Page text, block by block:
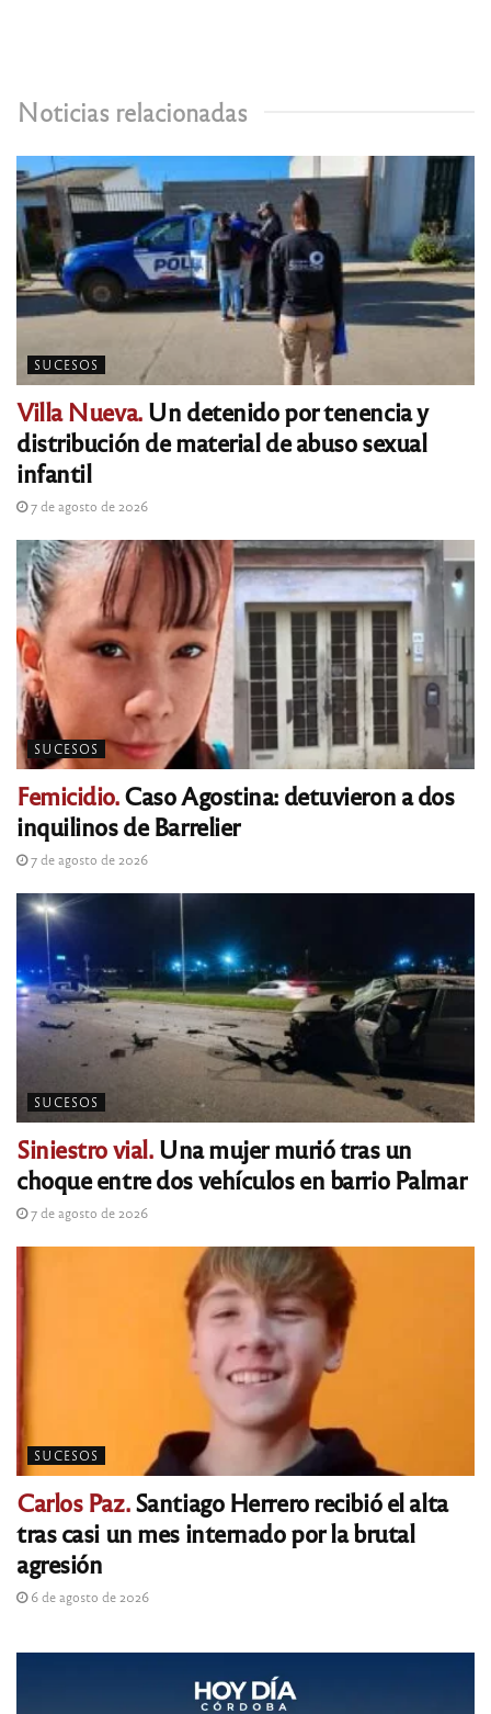
Noticias relacionadas
SUCESOS
Villa Nueva.Un detenido por tenencia y
distribución de material de abuso sexual
infantil
7 de agosto de 2026
SUCESOS
Femicidio.Caso Agostina: detuvieron a dos
inquilinos de Barrelier
7 de agosto de 2026
SUCESOS
Siniestro vial.Una mujer murió tras un
choque entre dos vehículos en barrio Palmar
7 de agosto de 2026
SUCESOS
Carlos Paz.Santiago Herrero recibió el alta
tras casi un mes internado por la brutal
agresión
6 de agosto de 2026